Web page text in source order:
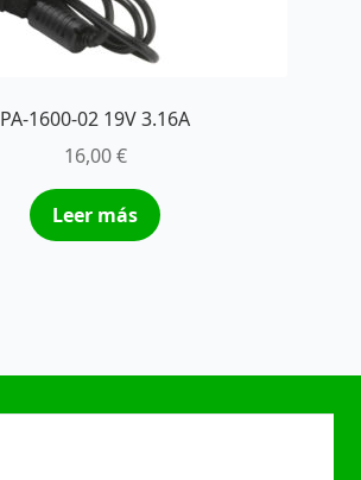
PA-1600-02 19V 3.16A
16,00€
Leer más